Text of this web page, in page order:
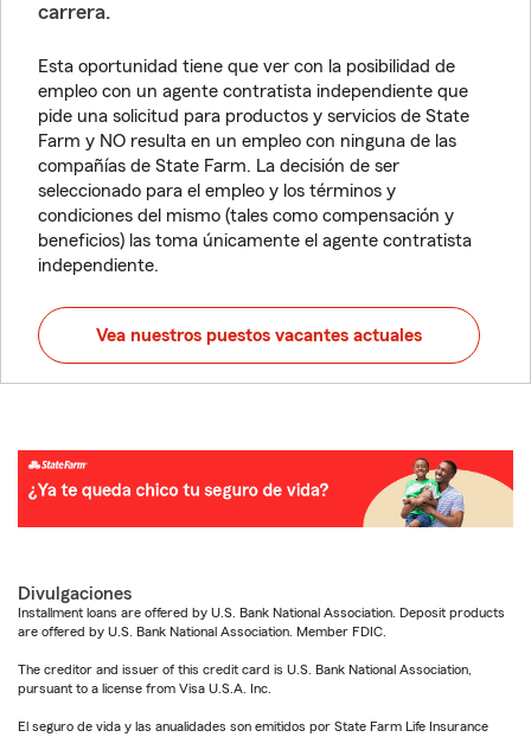
carrera.
Esta oportunidad tiene que ver con la posibilidad de
empleo con un agente contratista independiente que
pide una solicitud para productos y servicios de State
Farm y NO resulta en un empleo con ninguna de las
compañías de State Farm. La decisión de ser
seleccionado para el empleo y los términos y
condiciones del mismo (tales como compensación y
beneficios) las toma únicamente el agente contratista
independiente.
Vea nuestros puestos vacantes actuales
Divulgaciones
Installment loans are offered by U.S. Bank National Association. Deposit products
are offered by U.S. Bank National Association. Member FDIC.
The creditor and issuer of this credit card is U.S. Bank National Association,
pursuant to a license from Visa U.S.A. Inc.
El seguro de vida y las anualidades son emitidos por State Farm Life Insurance